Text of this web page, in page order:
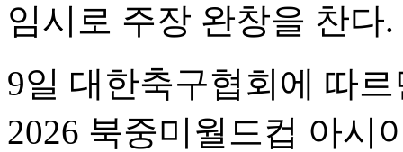
임시로 주장 완창을 찬다.
9일 대한축구협회에 따
2026 북중미월드컵 아시